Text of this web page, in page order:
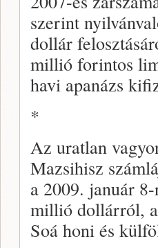
szerint
dollár
millió forintos
havi apanázs
*
Az uratlan
Mazsihisz
a 2009. január
millió dollárról,
Soá honi és